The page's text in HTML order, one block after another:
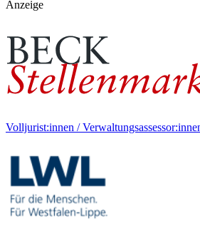
Anzeige
Volljurist:innen /